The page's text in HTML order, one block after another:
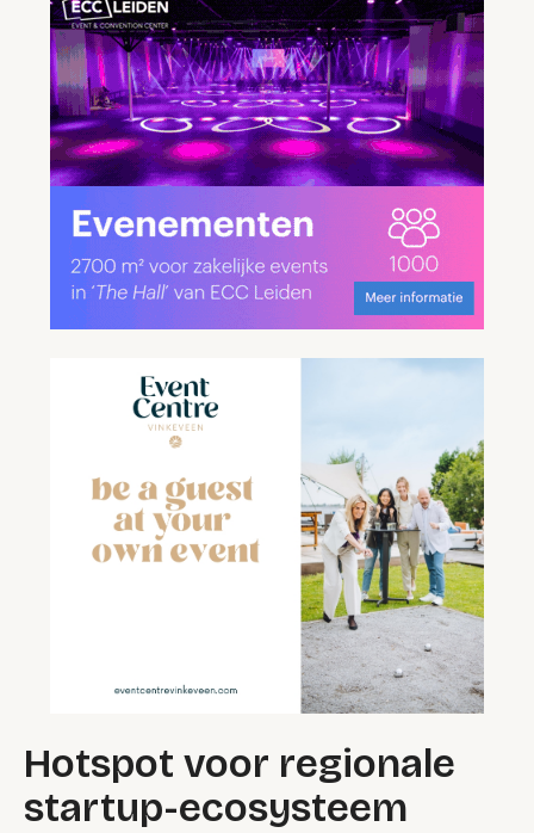
Hotspot voor regionale
startup-ecosysteem